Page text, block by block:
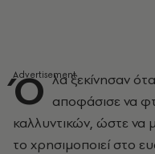
Ό λα ξεκίνησαν
αποφάσισε να
καλλυντικών, ώστε να
το χρησιμοποιεί στο